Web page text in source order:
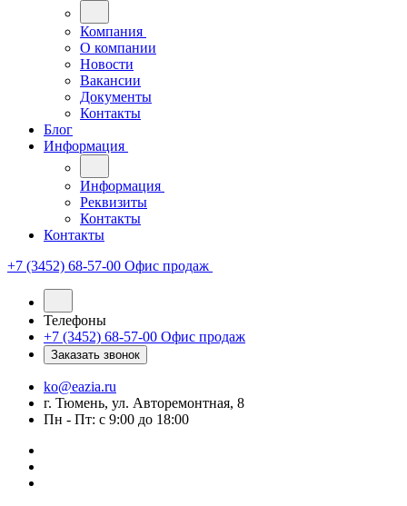
Компания
О компании
Новости
Вакансии
Документы
Контакты
Блог
Информация
Информация
Реквизиты
Контакты
Контакты
+7 (3452) 68-57-00 Офис продаж
Телефоны
+7 (3452) 68-57-00 Офис продаж
Заказать звонок
ko@eazia.ru
г. Тюмень, ул. Авторемонтная, 8
Пн - Пт: с 9:00 до 18:00